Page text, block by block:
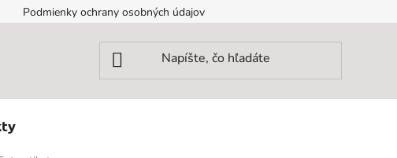
Podmienky ochrany osobných údajov